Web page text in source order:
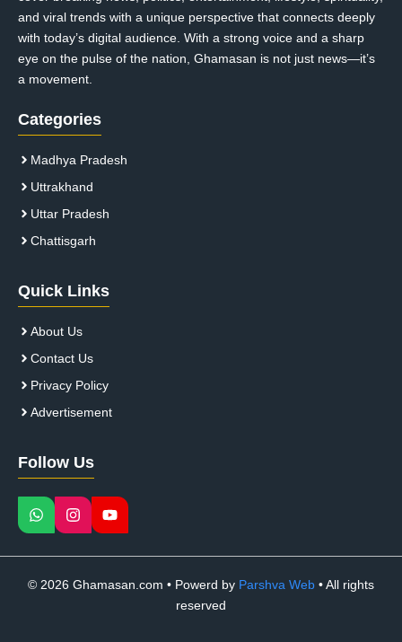
and viral trends with a unique perspective that connects deeply
with today’s digital audience. With a strong voice and a sharp
eye on the pulse of the nation, Ghamasan is not just news—it’s
a movement.
Categories
Madhya Pradesh
Uttrakhand
Uttar Pradesh
Chattisgarh
Quick Links
About Us
Contact Us
Privacy Policy
Advertisement
Follow Us
© 2026 Ghamasan.com • Powerd by Parshva Web • All rights
reserved